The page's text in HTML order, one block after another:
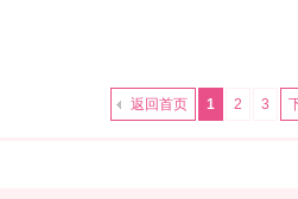
1 2 3
返回首页